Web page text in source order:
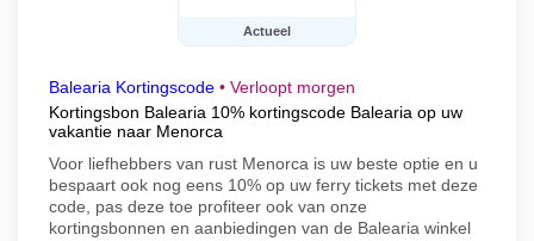
Actueel
Balearia Kortingscode • Verloopt morgen
Kortingsbon Balearia 10% kortingscode Balearia op uw
vakantie naar Menorca
Voor liefhebbers van rust Menorca is uw beste optie en u
bespaart ook nog eens 10% op uw ferry tickets met deze
code, pas deze toe profiteer ook van onze
kortingsbonnen en aanbiedingen van de Balearia winkel